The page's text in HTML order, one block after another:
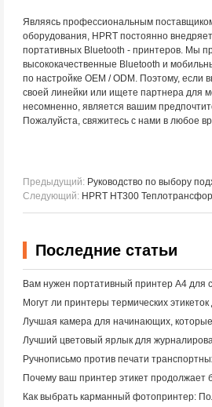
Являясь профессиональным
оборудования, HPRT постоянно
портативных Bluetooth - принтеров. Мы
высококачественные Bluetooth и
по настройке OEM / ODM. Поэтому, если
своей линейки или ищете партнера для
несомненно, является вашим
Пожалуйста, свяжитесь с нами в любое
Предыдущий: Руководство по выбору подходящего термопечатанного
Следующий: HPRT HT300 Теплотрансформаторный принтер:
Последние статьи
Лучшая камера для начинающих, которые
Почему ваш принтер этикет продолжает